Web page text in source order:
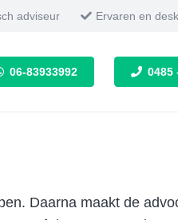
adviseur Ervaren en
06-83933992 0485
Daarna maakt de